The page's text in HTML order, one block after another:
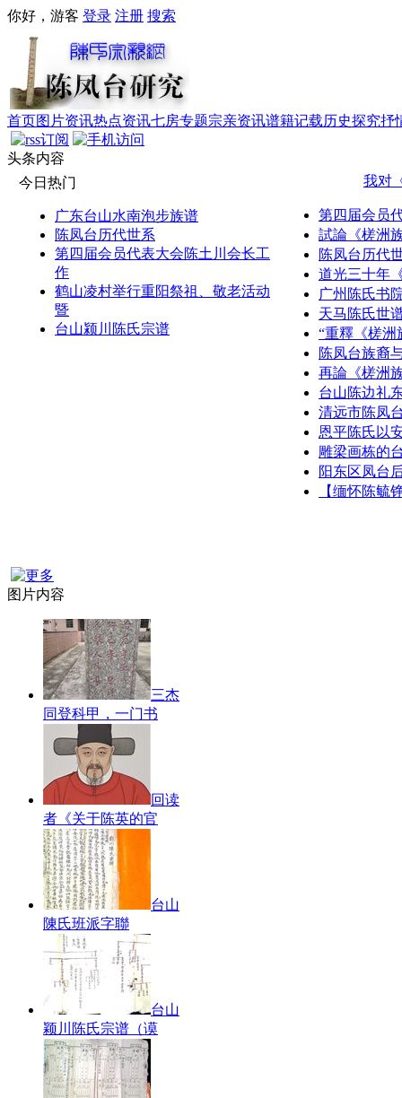
你好，游客 登录 注册 搜索
首页图片资讯热点资讯七房专题宗亲资讯谱籍记载历史探究抒
头条内容
今日热门
广东台山水南泡步族谱
陈凤台历代世系
第四届会员代表大会陈土川会长工
作
鹤山凌村举行重阳祭祖、敬老活动
暨
台山颍川陈氏宗谱
我对
第四届会员
試論《槎洲
陈凤台历代
道光三十年
广州陈氏书
天马陈氏世
“重釋《槎洲
陈凤台族裔
再論《槎洲
台山陈边礼
清远市陈凤
恩平陈氏以
雕梁画栋的
阳东区凤台
【缅怀陈毓
图片内容
三杰
同登科甲，一门书
回读
者《关于陈英的官
台山
陳氏班派字聯
台山
颖川陈氏宗谱（谟